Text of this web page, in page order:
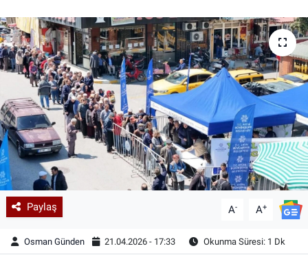
Paylaş A- A+
Osman Günden 21.04.2026 - 17:33 Okunma Süresi: 1 Dk